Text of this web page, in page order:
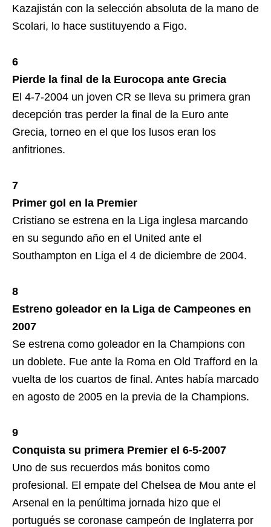
Kazajistán con la selección absoluta de la mano de
Scolari, lo hace sustituyendo a Figo.
6
Pierde la final de la Eurocopa ante Grecia
El 4-7-2004 un joven CR se lleva su primera gran
decepción tras perder la final de la Euro ante
Grecia, torneo en el que los lusos eran los
anfitriones.
7
Primer gol en la Premier
Cristiano se estrena en la Liga inglesa marcando
en su segundo año en el United ante el
Southampton en Liga el 4 de diciembre de 2004.
8
Estreno goleador en la Liga de Campeones en
2007
Se estrena como goleador en la Champions con
un doblete. Fue ante la Roma en Old Trafford en la
vuelta de los cuartos de final. Antes había marcado
en agosto de 2005 en la previa de la Champions.
9
Conquista su primera Premier el 6-5-2007
Uno de sus recuerdos más bonitos como
profesional. El empate del Chelsea de Mou ante el
Arsenal en la penúltima jornada hizo que el
portugués se coronase campeón de Inglaterra por